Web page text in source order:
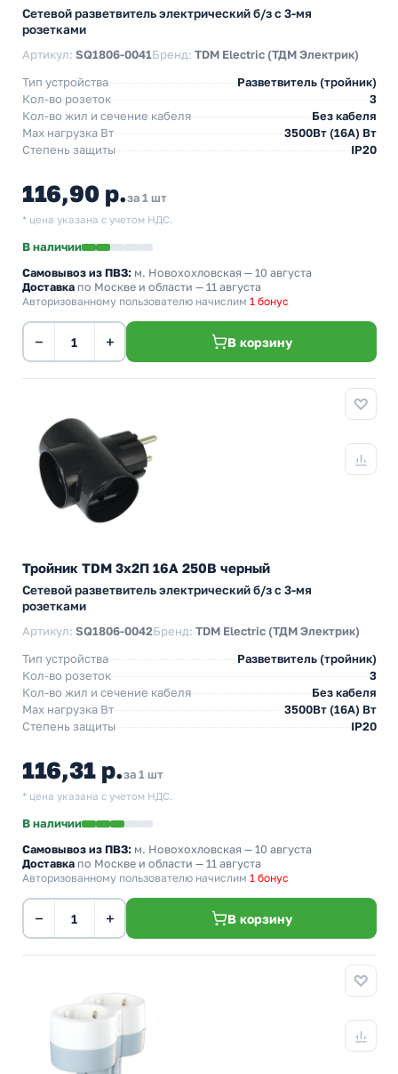
Сетевой разветвитель электрический б/з с 3-мя
розетками
Артикул: SQ1806-0041Бренд: TDM Electric (ТДМ Электрик)
Тип устройства
Разветвитель (тройник)
Кол-во розеток
3
Кол-во жил и сечение кабеля
Без кабеля
Max нагрузка Вт
3500Вт (16А) Вт
Степень защиты
IP20
116,90 р.за 1 шт
* цена указана с учетом НДС.
В наличии
Самовывоз из ПВЗ: м. Новохохловская — 10 августа
Доставка по Москве и области — 11 августа
Авторизованному пользователю начислим 1 бонус
− + В корзину
Тройник TDM 3х2П 16А 250B черный
Сетевой разветвитель электрический б/з с 3-мя
розетками
Артикул: SQ1806-0042Бренд: TDM Electric (ТДМ Электрик)
Тип устройства
Разветвитель (тройник)
Кол-во розеток
3
Кол-во жил и сечение кабеля
Без кабеля
Max нагрузка Вт
3500Вт (16А) Вт
Степень защиты
IP20
116,31 р.за 1 шт
* цена указана с учетом НДС.
В наличии
Самовывоз из ПВЗ: м. Новохохловская — 10 августа
Доставка по Москве и области — 11 августа
Авторизованному пользователю начислим 1 бонус
− + В корзину